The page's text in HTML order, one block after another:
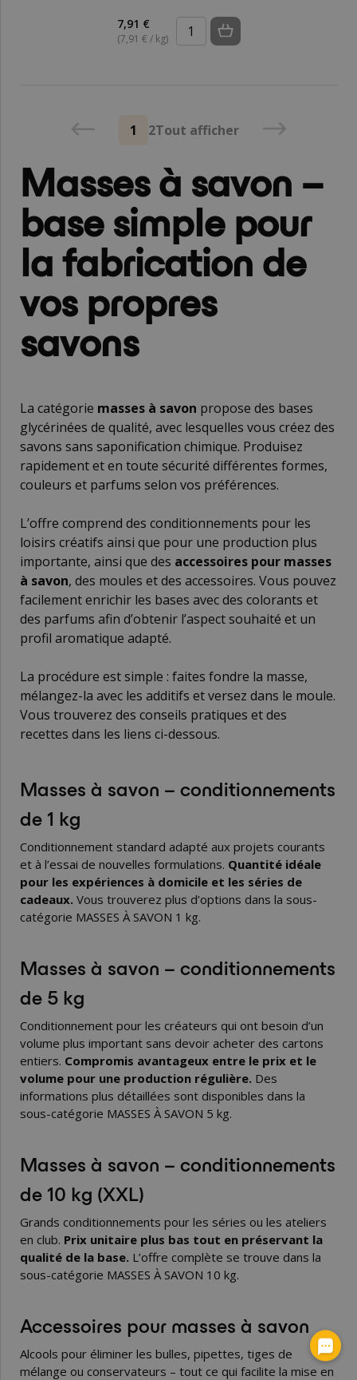
7,91 €
(7,91 € / kg)
1 2Tout afficher
Masses à savon –
base simple pour
la fabrication de
vos propres
savons
La catégorie masses à savon propose des bases
glycérinées de qualité, avec lesquelles vous créez des
savons sans saponification chimique. Produisez
rapidement et en toute sécurité différentes formes,
couleurs et parfums selon vos préférences.
L’offre comprend des conditionnements pour les
loisirs créatifs ainsi que pour une production plus
importante, ainsi que des accessoires pour masses
à savon, des moules et des accessoires. Vous pouvez
facilement enrichir les bases avec des colorants et
des parfums afin d’obtenir l’aspect souhaité et un
profil aromatique adapté.
La procédure est simple : faites fondre la masse,
mélangez-la avec les additifs et versez dans le moule.
Vous trouverez des conseils pratiques et des
recettes dans les liens ci-dessous.
Masses à savon – conditionnements
de 1 kg
Conditionnement standard adapté aux projets courants
et à l’essai de nouvelles formulations. Quantité idéale
pour les expériences à domicile et les séries de
cadeaux. Vous trouverez plus d’options dans la sous-
catégorie MASSES À SAVON 1 kg.
Masses à savon – conditionnements
de 5 kg
Conditionnement pour les créateurs qui ont besoin d’un
volume plus important sans devoir acheter des cartons
entiers. Compromis avantageux entre le prix et le
volume pour une production régulière. Des
informations plus détaillées sont disponibles dans la
sous-catégorie MASSES À SAVON 5 kg.
Masses à savon – conditionnements
de 10 kg (XXL)
Grands conditionnements pour les séries ou les ateliers
en club. Prix unitaire plus bas tout en préservant la
qualité de la base. L’offre complète se trouve dans la
sous-catégorie MASSES À SAVON 10 kg.
Accessoires pour masses à savon
Alcools pour éliminer les bulles, pipettes, tiges de
mélange ou conservateurs – tout ce qui facilite la mise en